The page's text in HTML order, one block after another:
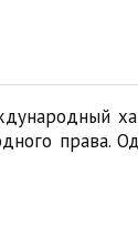
права.